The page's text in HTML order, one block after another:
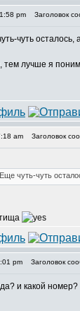
pm Заголовок
чуть
тем лучше я
am Заголовок
чуть-чуть
pm Заголовок
и какой номер?